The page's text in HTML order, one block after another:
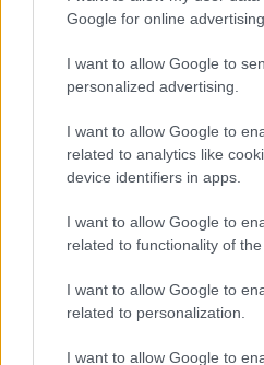
Google for online
I want to allow Google to
personalized advertising.
I want to allow Google to
related to analytics like
device identifiers in apps.
I want to allow Google to
related to functionality of
I want to allow Google to
related to personalization.
I want to allow Google to
Esce di strada con
conducente
Turiste si perdono a
del fuoco
Meteo Olbia 6
Incidente Olbia,